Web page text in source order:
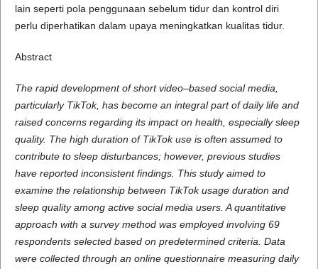
lain seperti pola penggunaan sebelum tidur dan kontrol diri
perlu diperhatikan dalam upaya meningkatkan kualitas tidur.
Abstract
The rapid development of short video–based social media,
particularly TikTok, has become an integral part of daily life and
raised concerns regarding its impact on health, especially sleep
quality. The high duration of TikTok use is often assumed to
contribute to sleep disturbances; however, previous studies
have reported inconsistent findings. This study aimed to
examine the relationship between TikTok usage duration and
sleep quality among active social media users. A quantitative
approach with a survey method was employed involving 69
respondents selected based on predetermined criteria. Data
were collected through an online questionnaire measuring daily